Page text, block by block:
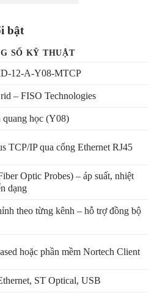
bật
SỐ KỸ THUẬT
12-A-Y08-MTCP
– FISO Technologies
quang học (Y08)
TCP/IP qua cổng Ethernet RJ45
Optic Probes) – áp suất, nhiệt
dạng
theo từng kênh – hỗ trợ đồng bộ
hoặc phần mềm Nortech Client
ST Optical, USB